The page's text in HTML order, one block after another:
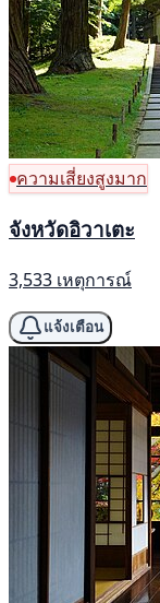
ความเสี่ยงสูงมาก
จังหวัดอิวาเตะ
3,533 เหตุการณ์
แจ้งเตือน